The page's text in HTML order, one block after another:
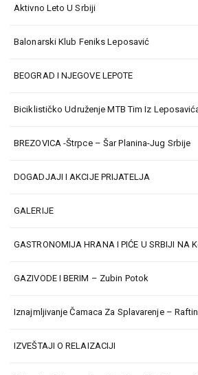
Aktivno Leto U Srbiji
Balonarski Klub Feniks Leposavić
BEOGRAD I NJEGOVE LEPOTE
Biciklističko Udruženje MTB Tim Iz
BREZOVICA -Štrpce – Šar Planina-Jug Srbije
DOGADJAJI I AKCIJE PRIJATELJA
GALERIJE
GASTRONOMIJA HRANA I PIĆE U SRBIJI NA
GAZIVODE I BERIM – Zubin Potok
Iznajmljivanje Čamaca Za Splavarenje –
IZVEŠTAJI O RELAIZACIJI